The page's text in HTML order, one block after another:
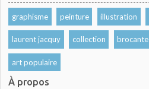
graphisme peinture illustration
laurent jacquy collection brocante
art populaire
À propos